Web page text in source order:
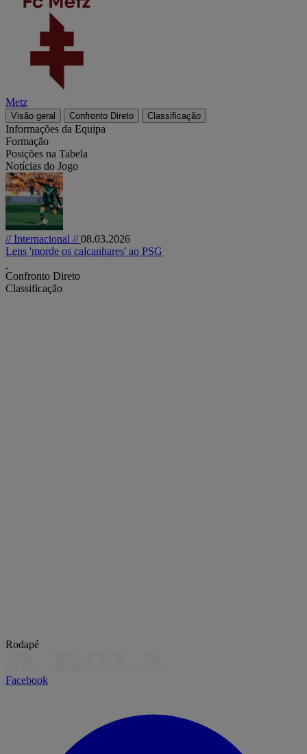
Metz
Visão geral Confronto Direto Classificação
Informações da Equipa
Formação
Posições na Tabela
Notícias do Jogo
// Internacional //08.03.2026
Lens 'morde os calcanhares' ao PSG
Confronto Direto
Classificação
Rodapé
Facebook